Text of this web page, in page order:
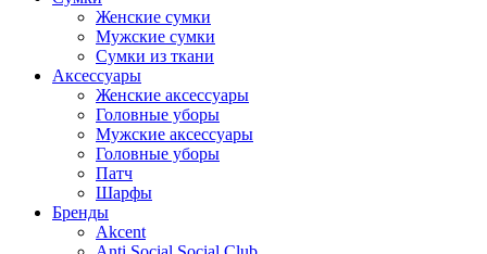
Женские сумки
Мужские сумки
Сумки из ткани
Аксессуары
Женские аксессуары
Головные уборы
Мужские аксессуары
Головные уборы
Патч
Шарфы
Бренды
Akcent